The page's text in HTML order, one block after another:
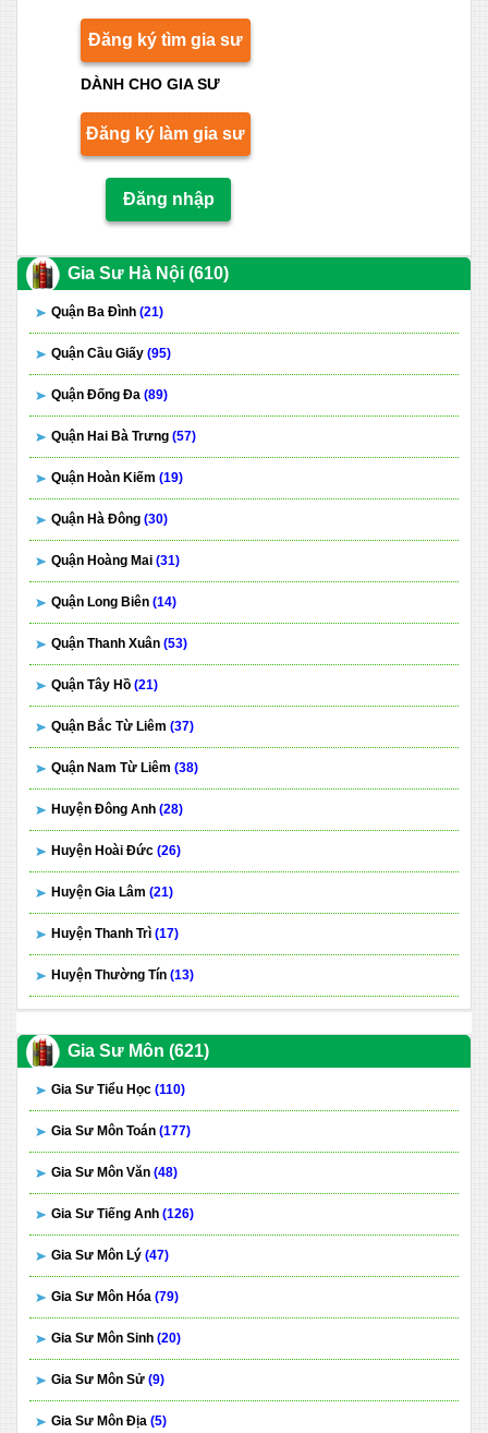
Đăng ký tìm gia sư
DÀNH CHO GIA SƯ
Đăng ký làm gia sư
Đăng nhập
Gia Sư Hà Nội (610)
Quận Ba Đình (21)
Quận Cầu Giấy (95)
Quận Đống Đa (89)
Quận Hai Bà Trưng (57)
Quận Hoàn Kiếm (19)
Quận Hà Đông (30)
Quận Hoàng Mai (31)
Quận Long Biên (14)
Quận Thanh Xuân (53)
Quận Tây Hồ (21)
Quận Bắc Từ Liêm (37)
Quận Nam Từ Liêm (38)
Huyện Đông Anh (28)
Huyện Hoài Đức (26)
Huyện Gia Lâm (21)
Huyện Thanh Trì (17)
Huyện Thường Tín (13)
Gia Sư Môn (621)
Gia Sư Tiểu Học (110)
Gia Sư Môn Toán (177)
Gia Sư Môn Văn (48)
Gia Sư Tiếng Anh (126)
Gia Sư Môn Lý (47)
Gia Sư Môn Hóa (79)
Gia Sư Môn Sinh (20)
Gia Sư Môn Sử (9)
Gia Sư Môn Địa (5)